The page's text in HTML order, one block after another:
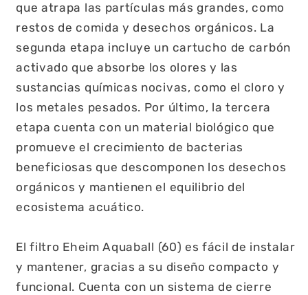
que atrapa las partículas más grandes, como
restos de comida y desechos orgánicos. La
segunda etapa incluye un cartucho de carbón
activado que absorbe los olores y las
sustancias químicas nocivas, como el cloro y
los metales pesados. Por último, la tercera
etapa cuenta con un material biológico que
promueve el crecimiento de bacterias
beneficiosas que descomponen los desechos
orgánicos y mantienen el equilibrio del
ecosistema acuático.
El filtro Eheim Aquaball (60) es fácil de instalar
y mantener, gracias a su diseño compacto y
funcional. Cuenta con un sistema de cierre